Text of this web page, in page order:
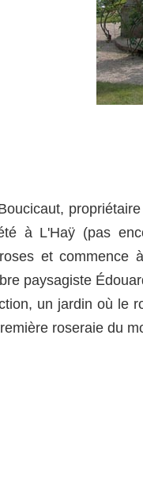
à L'Haÿ (pas
et commence
paysagiste
un jardin où le
roseraie du